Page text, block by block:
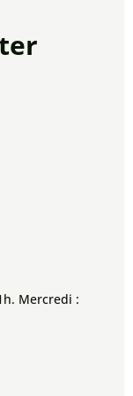
Mercredi :